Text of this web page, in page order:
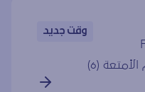
وقت جديد